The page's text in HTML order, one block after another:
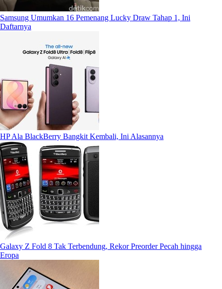
Samsung Umumkan 16 Pemenang Lucky Draw Tahap 1, Ini
Daftarnya
HP Ala BlackBerry Bangkit Kembali, Ini Alasannya
Galaxy Z Fold 8 Tak Terbendung, Rekor Preorder Pecah hingga
Eropa